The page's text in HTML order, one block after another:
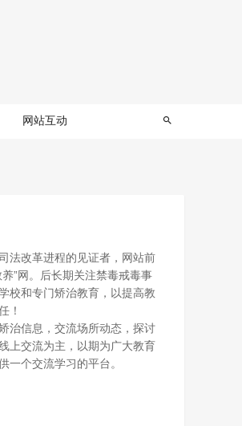
网站互动
改革进程的见证者，网站前
”网。后长期关注禁毒戒毒事
校和专门矫治教育，以提高教
！
信息，交流场所动态，探讨
上交流为主，以期为广大教育
一个交流学习的平台。